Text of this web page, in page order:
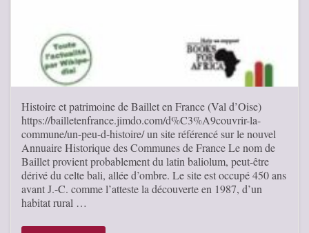
Histoire et patrimoine de Baillet en France (Val d’Oise)
https://bailletenfrance.jimdo.com/d%C3%A9couvrir-la-
commune/un-peu-d-histoire/ un site référencé sur le nouvel
Annuaire Historique des Communes de France Le nom de
Baillet provient probablement du latin baliolum, peut-être
dérivé du celte bali, allée d’ombre. Le site est occupé 450 ans
avant J.-C. comme l’atteste la découverte en 1987, d’un
habitat rural …